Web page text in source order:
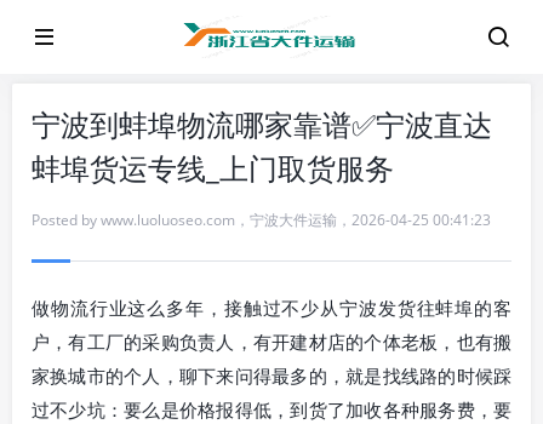
宁波到蚌埠物流哪家靠谱✅宁波直达
蚌埠货运专线_上门取货服务
Posted bywww.luoluoseo.com ， 宁波大件运输 ， 2026-04-25 00:41:23
做物流行业这么多年，接触过不少从宁波发货往蚌埠的客
户，有工厂的采购负责人，有开建材店的个体老板，也有搬
家换城市的个人，聊下来问得最多的，就是找线路的时候踩
过不少坑：要么是价格报得低，到货了加收各种服务费，要